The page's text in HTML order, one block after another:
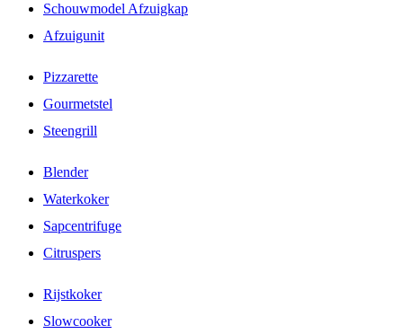
Schouwmodel Afzuigkap
Afzuigunit
Pizzarette
Gourmetstel
Steengrill
Blender
Waterkoker
Sapcentrifuge
Citruspers
Rijstkoker
Slowcooker